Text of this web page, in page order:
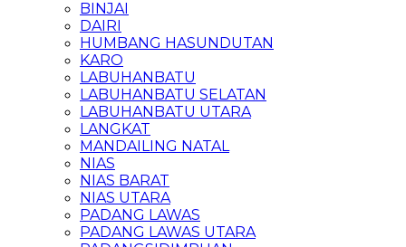
BINJAI
DAIRI
HUMBANG HASUNDUTAN
KARO
LABUHANBATU
LABUHANBATU SELATAN
LABUHANBATU UTARA
LANGKAT
MANDAILING NATAL
NIAS
NIAS BARAT
NIAS UTARA
PADANG LAWAS
PADANG LAWAS UTARA